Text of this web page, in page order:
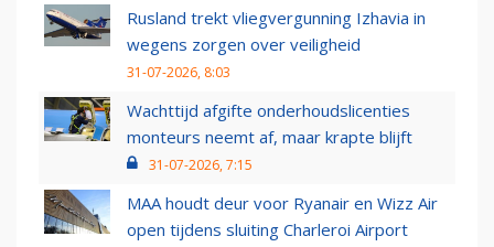
Rusland trekt vliegvergunning Izhavia in
wegens zorgen over veiligheid
31-07-2026, 8:03
Wachttijd afgifte onderhoudslicenties
monteurs neemt af, maar krapte blijft
31-07-2026, 7:15
MAA houdt deur voor Ryanair en Wizz Air
open tijdens sluiting Charleroi Airport